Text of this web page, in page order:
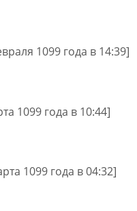
1099 года в 14:39]
1099 года в 10:44]
1099 года в 04:32]